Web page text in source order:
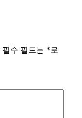
필수 필드는 *로